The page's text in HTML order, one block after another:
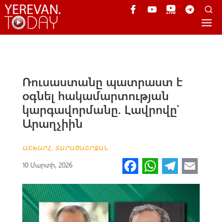
Ռուսաստանը պատրաստ է
օգնել հակամարտության
կարգավորմանը. Լավրովը՝
Արաղչիին
ԱՇԽԱՐՀ, ՏԱՐԱԾԱՇՐՋԱՆ
10 Մարտի, 2026 Fa
ce
b
o
W
h
at
s
Te
le
gr
m
ail